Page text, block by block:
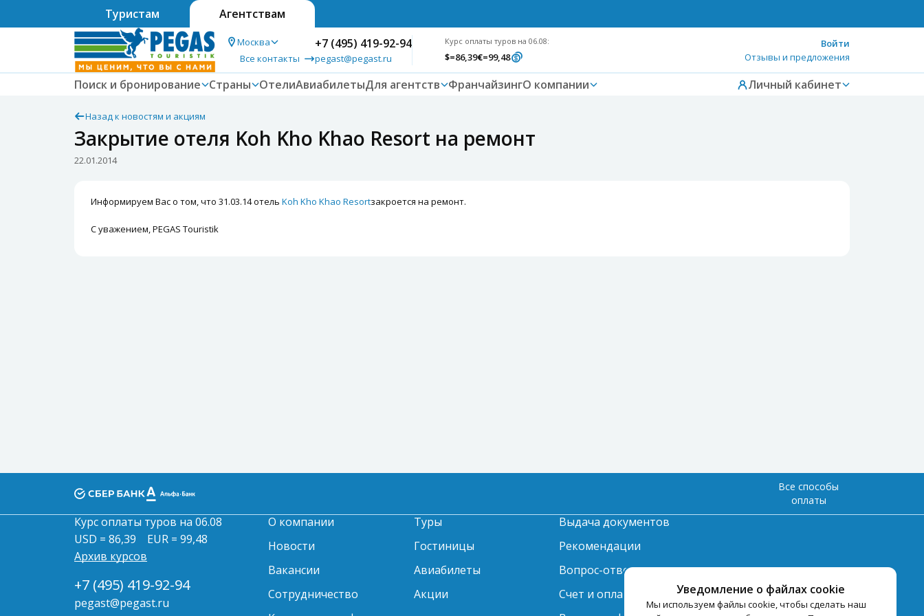
Туристам Агентствам
Москва
Все контакты
+7 (495) 419-92-94
pegast@pegast.ru
Курс оплаты туров на 06.08:
$=86,39€=99,48
Войти
Отзывы и предложения
Поиск и бронирование Страны ОтелиАвиабилетыДля агентств ФранчайзингО компании Личный кабинет
Назад к новостям и акциям
Закрытие отеля Koh Kho Khao Resort на ремонт
22.01.2014
Информируем Вас о том, что 31.03.14 отель Koh Kho Khao Resortзакроется на ремонт.
С уважением, PEGAS Touristik
Уведомление о файлах cookie
Мы используем файлы cookie, чтобы сделать наш
Все способы
оплаты
Курс оплаты туров на 06.08
USD = 86,39
EUR = 99,48
Архив курсов
+7 (495) 419-92-94
pegast@pegast.ru
О компании
Новости
Вакансии
Сотрудничество
Туры
Гостиницы
Авиабилеты
Акции
Выдача документов
Рекомендации
Вопрос-ответ
Счет и оплата